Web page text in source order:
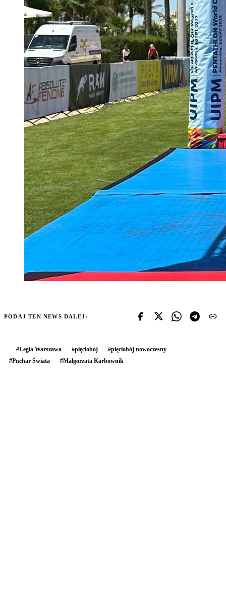
PODAJ TEN NEWS DALEJ:
#Legia Warszawa #pięciobój #pięciobój nowoczesny
#Puchar Świata #Małgorzata Karbownik